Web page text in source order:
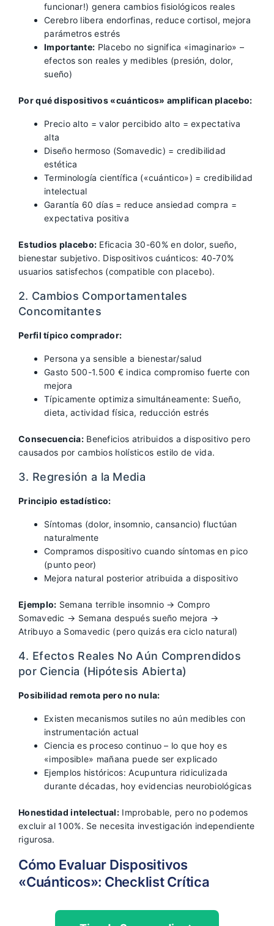
funcionar!) genera cambios fisiológicos reales
Cerebro libera endorfinas, reduce cortisol, mejora
parámetros estrés
Importante: Placebo no significa «imaginario» –
efectos son reales y medibles (presión, dolor,
sueño)
Por qué dispositivos «cuánticos» amplifican placebo:
Precio alto = valor percibido alto = expectativa
alta
Diseño hermoso (Somavedic) = credibilidad
estética
Terminología científica («cuántico») = credibilidad
intelectual
Garantía 60 días = reduce ansiedad compra =
expectativa positiva
Estudios placebo: Eficacia 30-60% en dolor, sueño,
bienestar subjetivo. Dispositivos cuánticos: 40-70%
usuarios satisfechos (compatible con placebo).
2. Cambios Comportamentales
Concomitantes
Perfil típico comprador:
Persona ya sensible a bienestar/salud
Gasto 500-1.500 € indica compromiso fuerte con
mejora
Típicamente optimiza simultáneamente: Sueño,
dieta, actividad física, reducción estrés
Consecuencia:Beneficios atribuidos a dispositivo pero
causados por cambios holísticos estilo de vida.
3. Regresión a la Media
Principio estadístico:
Síntomas (dolor, insomnio, cansancio) fluctúan
naturalmente
Compramos dispositivo cuando síntomas en pico
(punto peor)
Mejora natural posterior atribuida a dispositivo
Ejemplo: Semana terrible insomnio → Compro
Somavedic → Semana después sueño mejora →
Atribuyo a Somavedic (pero quizás era ciclo natural)
4. Efectos Reales No Aún Comprendidos
por Ciencia (Hipótesis Abierta)
Posibilidad remota pero no nula:
Existen mecanismos sutiles no aún medibles con
instrumentación actual
Ciencia es proceso continuo – lo que hoy es
«imposible» mañana puede ser explicado
Ejemplos históricos: Acupuntura ridiculizada
durante décadas, hoy evidencias neurobiológicas
Honestidad intelectual:Improbable, pero no podemos
excluir al 100%. Se necesita investigación independiente
rigurosa.
Cómo Evaluar Dispositivos
«Cuánticos»: Checklist Crítica